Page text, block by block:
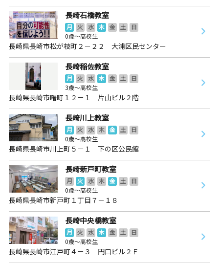
長崎石橋教室
月 火 水 木 金 土
日
0歳～高校生
長崎県長崎市松が枝町２－２２ 大浦区民センター
長崎稲佐教室
月 火 水 木 金 土
日
3歳～高校生
長崎県長崎市曙町１２－１ 片山ビル２階
長崎川上教室
月 火 水 木 金 土
日
0歳～高校生
長崎県長崎市川上町５－１ 下の区公民館
長崎新戸町教室
月 火 水 木 金 土
日
0歳～高校生
長崎県長崎市新戸町１丁目７－１８
長崎中央橋教室
月 火 水 木 金 土
日
0歳～高校生
長崎県長崎市江戸町４－３ 円口ビル２Ｆ